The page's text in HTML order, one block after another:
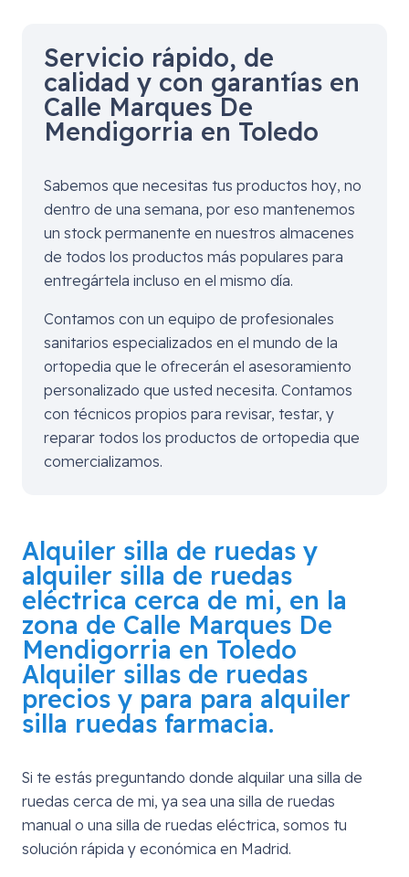
Servicio rápido, de
calidad y con garantías en
Calle Marques De
Mendigorria en Toledo
Sabemos que necesitas tus productos hoy, no
dentro de una semana, por eso mantenemos
un stock permanente en nuestros almacenes
de todos los productos más populares para
entregártela incluso en el mismo día.
Contamos con un equipo de profesionales
sanitarios especializados en el mundo de la
ortopedia que le ofrecerán el asesoramiento
personalizado que usted necesita. Contamos
con técnicos propios para revisar, testar, y
reparar todos los productos de ortopedia que
comercializamos.
Alquiler silla de ruedas y
alquiler silla de ruedas
eléctrica cerca de mi, en la
zona de Calle Marques De
Mendigorria en Toledo
Alquiler sillas de ruedas
precios y para para alquiler
silla ruedas farmacia.
Si te estás preguntando donde alquilar una silla de
ruedas cerca de mi, ya sea una silla de ruedas
manual o una silla de ruedas eléctrica, somos tu
solución rápida y económica en Madrid.